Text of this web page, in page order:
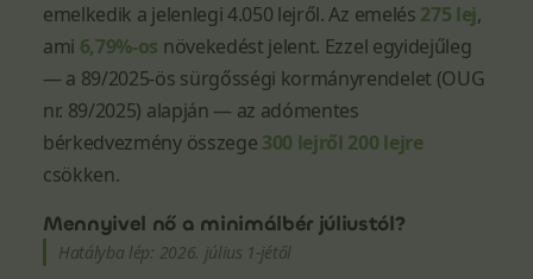
emelkedik a jelenlegi 4.050 lejről. Az emelés 275 lej,
ami 6,79%-os növekedést jelent. Ezzel egyidejűleg
— a 89/2025-ös sürgősségi kormányrendelet (OUG
nr. 89/2025) alapján — az adómentes
bérkedvezmény összege 300 lejről 200 lejre
csökken.
Mennyivel nő a minimálbér júliustól?
Hatályba lép: 2026. július 1-jétől